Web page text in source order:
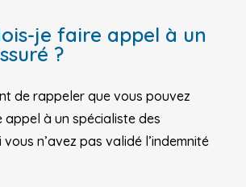
je faire appel à un
?
de rappeler que vous pouvez
à un spécialiste des
n’avez pas validé l’indemnité